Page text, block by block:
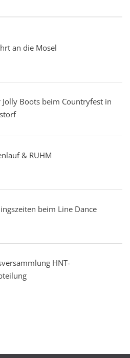
an die Mosel
Boots beim Countryfest in
& RUHM
beim Line Dance
HNT-